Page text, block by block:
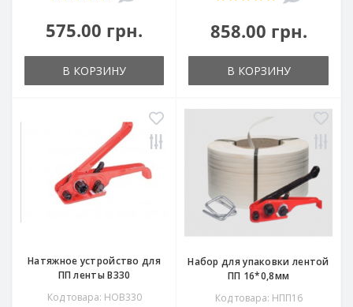
575.00 грн.
В КОРЗИНУ
858.00 грн.
В КОРЗИНУ
Натяжное устройство для
ПП ленты В330
Код товара: НОВ330
Набор для упаковки лентой
ПП 16*0,8мм
Код товара: НПП16